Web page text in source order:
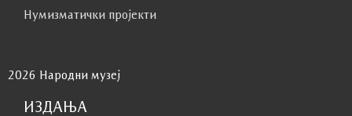
Нумизматички пројекти
2026 Народни музеј
ИЗДАЊА